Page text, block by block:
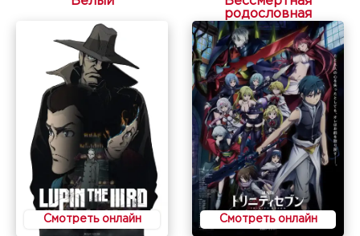
родословная
Смотреть онлайн Смотреть онлайн